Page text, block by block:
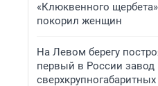
«Клюквенного щербета»
покорил женщин
На Левом берегу
первый в России завод